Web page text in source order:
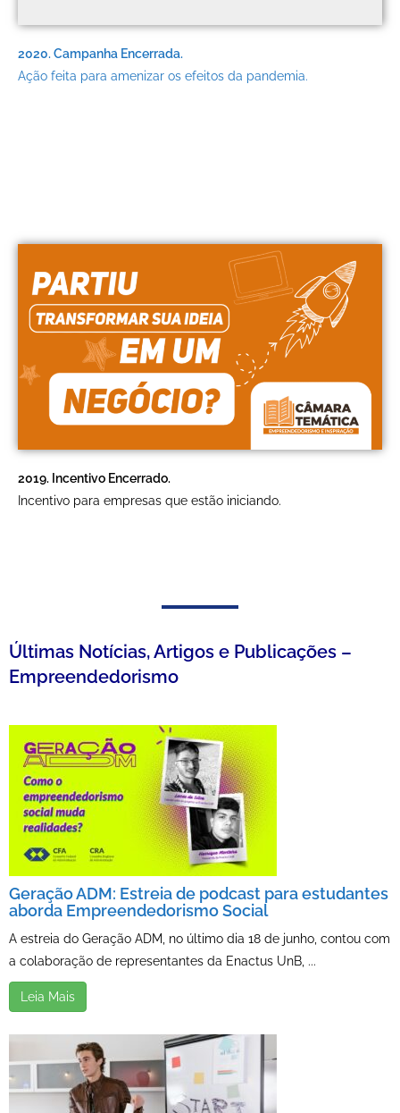
2020. Campanha Encerrada.
Ação feita para amenizar os efeitos da pandemia.
2019. Incentivo Encerrado.
Incentivo para empresas que estão iniciando.
Últimas Notícias, Artigos e Publicações –
Empreendedorismo
Geração ADM: Estreia de podcast para estudantes
aborda Empreendedorismo Social
A estreia do Geração ADM, no último dia 18 de junho, contou com
a colaboração de representantes da Enactus UnB, ...
Leia Mais